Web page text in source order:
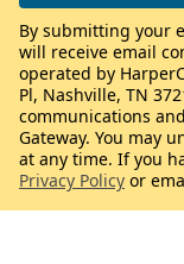
By submitting your
will receive email
operated by
Pl, Nashville, TN
communications
Gateway. You may
at any time. If you
Privacy Policy or